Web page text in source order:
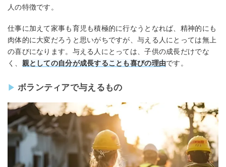
人の特徴です。
仕事に加えて家事も育児も積極的に行なうとなれば、精神的にも
肉体的に大変だろうと思いがちですが、与える人にとっては無上
の喜びになります。与える人にとっては、子供の成長だけでな
く、 親としての自分が成長することも喜びの理由です。
ボランティアで与えるもの